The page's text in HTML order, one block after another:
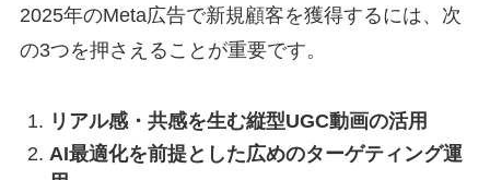
2025年のMeta広告で新規顧客を獲得するには、次
の3つを押さえることが重要です。
リアル感・共感を生む縦型UGC動画の活用
AI最適化を前提とした広めのターゲティング運